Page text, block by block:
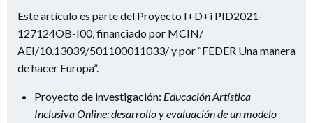
Este artículo es parte del Proyecto I+D+i PID2021-
127124OB-I00, financiado por MCIN/
AEI/10.13039/501100011033/ y por “FEDER Una manera
de hacer Europa”.
Proyecto de investigación: Educación Artística
Inclusiva Online: desarrollo y evaluación de un modelo